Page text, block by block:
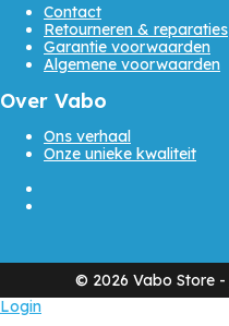
Contact
Retourneren & reparaties
Garantie voorwaarden
Algemene voorwaarden
Over Vabo
Ons verhaal
Onze unieke kwaliteit
© 2026 Vabo Store -
Login